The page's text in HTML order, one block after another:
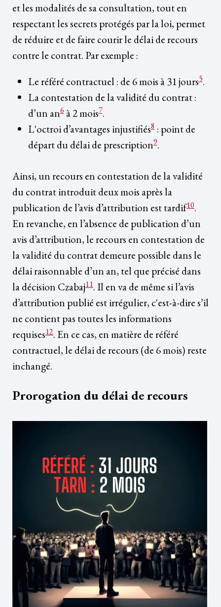
et les modalités de sa consultation, tout en
respectant les secrets protégés par la loi, permet
de réduire et de faire courir le délai de recours
contre le contrat. Par exemple :
Le référé contractuel : de 6 mois à 31 jours5.
La contestation de la validité du contrat :
d’un an6à 2 mois7.
L'octroi d’avantages injustifiés8: point de
départ du délai de prescription9.
Ainsi, un recours en contestation de la validité
du contrat introduit deux mois après la
publication de l’avis d’attribution est tardif10.
En revanche, en l’absence de publication d’un
avis d’attribution, le recours en contestation de
la validité du contrat demeure possible dans le
délai raisonnable d’un an, tel que précisé dans
la décision Czabaj11. Il en va de même si l’avis
d’attribution publié est irrégulier, c'est-à-dire s’il
ne contient pas toutes les informations
requises12. En ce cas, en matière de référé
contractuel, le délai de recours (de 6 mois) reste
inchangé.
Prorogation du délai de recours